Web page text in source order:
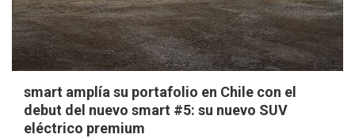
smart amplía su portafolio en Chile con el
debut del nuevo smart #5: su nuevo SUV
eléctrico premium